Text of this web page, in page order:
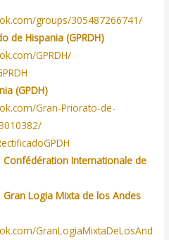
groups/305487266741/
de Hispania (GPRDH)
GPRDH/
(GPDH)
Gran-Priorato-de-
Confédération Internationale de
Gran Logia Mixta de los Andes
GranLogiaMixtaDeLosAnd